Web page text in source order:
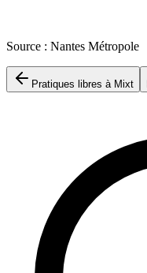
Source : Nantes Métropole
Pratiques libres à Mixt